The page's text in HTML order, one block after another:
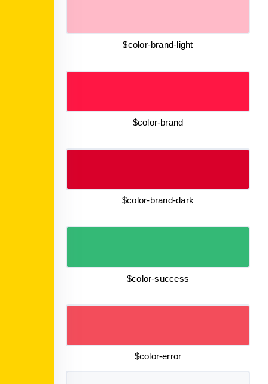
$color-brand-light
$color-brand
$color-brand-dark
$color-success
$color-error